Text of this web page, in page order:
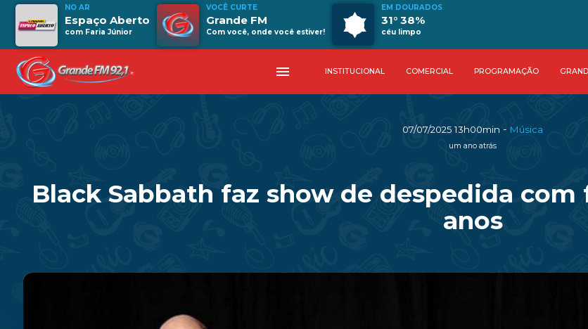
NO AR
Espaço Aberto
com Faria Júnior
VOCÊ CURTE
Grande FM
Com você, onde você estiver!
EM DOURADOS
31° 38%
céu limpo
menu INSTITUCIONAL COMERCIAL PROGRAMAÇÃO
07/07/2025 13h00min - Música
um ano atrás
Black Sabbath faz show de despedida
anos